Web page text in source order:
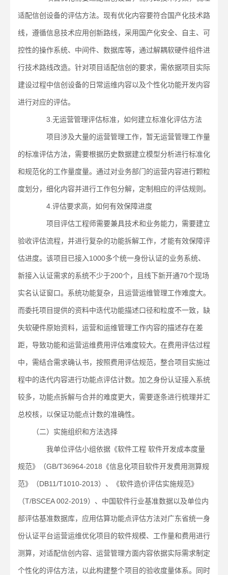
适配信创设备的评估方法。现有优化内容要符合国产化技术路
线，遵循信息技术应用创新路线，采用国产化安全、自主、可
控性的操作系统、中间件、数据库等，通过解耦软硬件组件进
行技术路线改造。针对项目适配信创的要求，需依据项目实际
建设过程中信创设备的日常运维内容以及个性化功能开发内容
进行对应的评估。
3.无运营管理评估标准，如何建立标准化评估方法
项目涉及大量的运营管理工作，暂无运营管理工作量
的标准评估方法，需要根据历史数据建立模型分析进行标准化
和规范化的工作量度量。通过对业务部门的运营内容进行颗粒
度划分，细化内容并进行工作包分解，定制相应的评估规则。
4.评估要求高，如何有效保障进度
项目评估工程师需要兼具技术和业务能力，需要建立
验收评估流程，并进行复杂的功能拆解工作，才能有效保障评
估进度。该项目已接入1000多个统一身份认证的业务系统、
新接入认证需求的系统不少于200个，且线下新开通70个现场
实名认证窗口。系统功能复杂，且运营运维管理工作难度大。
而委托项目提供的资料中迭代功能描述口径和粒度不一致，缺
失软硬件原始资料，运营和运维管理工作内容的描述存在差
距，导致功能和运营运维费用评估难度较大。在费用评估过程
中，需结合需求确认书，按照费用评估规范，整合项目实施过
程中的迭代内容进行功能点评估计数。加之身份认证接入系统
较多，功能点拆解与合并的难度更大，需要逐条进行梳理并汇
总校核，以保证功能点计数的准确性。
（二）实施组织和方法选择
我单位评估小组依据《软件工程 软件开发成本度量
规范》（GB/T36964-2018《信息化项目软件开发费用测算规
范》（DB11/T1010-2013）、《软件造价评估实施规范》
（T/BSCEA 002-2019）、中国软件行业基准数据以及单位内
部评估基准数据库，应用估算功能点评估方法对广东省统一身
份认证平台运营运维优化项目的软件规模、工作量和费用进行
测算，对适配信创内容、运营管理方面内容依据实际需求制定
个性化的评估方法，以此构建整个项目的验收度量体系。同时